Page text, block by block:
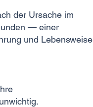
der Ursache im
— einer
und Lebensweise